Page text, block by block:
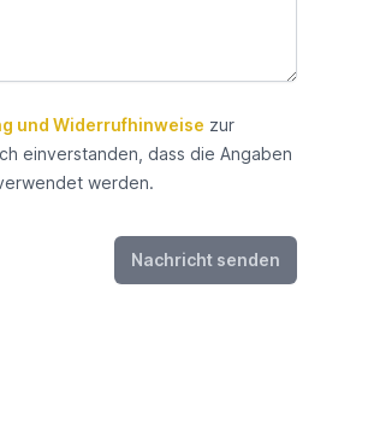
und Widerrufhinweise zur
einverstanden, dass die Angaben
werden.